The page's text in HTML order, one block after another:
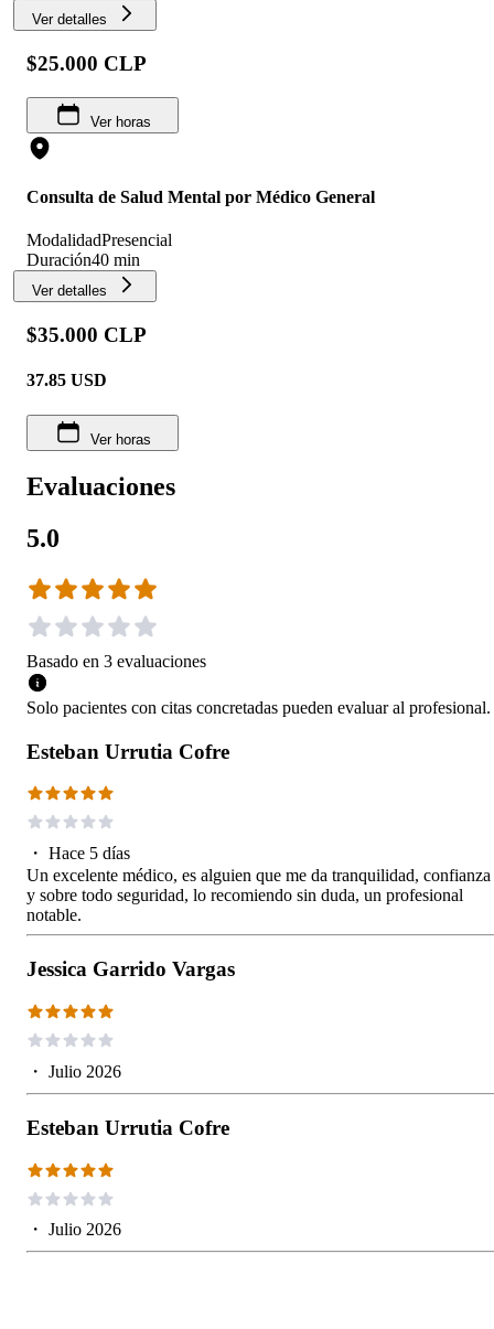
Ver detalles
$25.000 CLP
Ver horas
Consulta de Salud Mental por Médico General
ModalidadPresencial
Duración40 min
Ver detalles
$35.000 CLP
37.85 USD
Ver horas
Evaluaciones
5.0
Basado en 3 evaluaciones
Solo pacientes con citas concretadas pueden evaluar al profesional.
Esteban Urrutia Cofre
・ Hace 5 días
Un excelente médico, es alguien que me da tranquilidad, confianza
y sobre todo seguridad, lo recomiendo sin duda, un profesional
notable.
Jessica Garrido Vargas
・ Julio 2026
Esteban Urrutia Cofre
・ Julio 2026